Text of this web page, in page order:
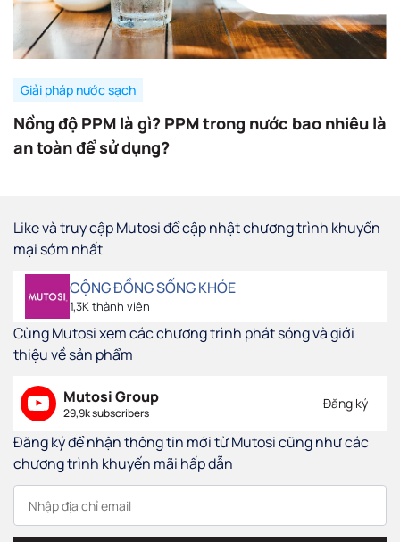
Giải pháp nước sạch
Nồng độ PPM là gì? PPM trong nước bao nhiêu là
an toàn để sử dụng?
Like và truy cập Mutosi để cập nhật chương trình khuyến
mại sớm nhất
CỘNG ĐỒNG SỐNG KHỎE
1,3K thành viên
Cùng Mutosi xem các chương trình phát sóng và giới
thiệu về sản phẩm
Mutosi Group
29,9k subscribers
Đăng ký
Đăng ký để nhận thông tin mới từ Mutosi cũng như các
chương trình khuyến mãi hấp dẫn